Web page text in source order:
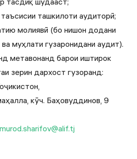
ташкилоти аудиторӣ;
молиявӣ (бо нишон додани
муҳлати гузаронидани аудит).
метавонанд барои иштирок
зерин дархост гузоранд:
кӯч. Баҳовуддинов, 9